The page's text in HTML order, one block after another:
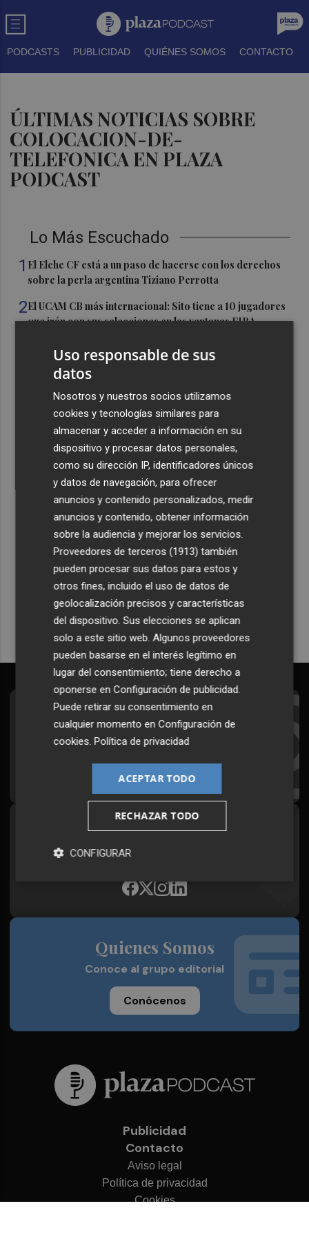
PODCASTS PUBLICIDAD QUIÉNES SOMOS CONTACTO
ÚLTIMAS NOTICIAS SOBRE
COLOCACION-DE-
TELEFONICA EN PLAZA
PODCAST
Lo Más Escuchado
1 El Elche CF está a un paso de hacerse con los derechos
sobre la perla argentina Tiziano Perrotta
2El UCAM CB más internacional: Sito tiene a 10 jugadores
que irán con sus selecciones en las ventanas FIBA
La Región de Murcia es la cuarta provincia que más
exporta a África: Marruecos, el primer destino
La Región de Murcia celebra la Semana de la Juventud
con cinco días de actividades
El coste de la vivienda: 1.338 € netos al mes, el salario
mínimo para poder comprar una vivienda en Castellón
Recibe toda la actualidad de
Plaza Podcast en tu correo
Quiero suscribirme
Suscríbete al Boletín
Todos los días a primera hora en tu email
¡Quiero suscribirme!
Síguenos en redes
Plaza Podcast, desde cualquier medio
Quienes Somos
Conoce al grupo editorial
Conócenos
Publicidad
Contacto
Aviso legal
Política de privacidad
Cookies
Uso responsable de sus
datos
Nosotros y nuestros socios utilizamos
cookies y tecnologías similares para
almacenar y acceder a información en su
dispositivo y procesar datos personales,
como su dirección IP, identificadores únicos
y datos de navegación, para ofrecer
anuncios y contenido personalizados, medir
anuncios y contenido, obtener información
sobre la audiencia y mejorar los servicios.
Proveedores de terceros (1913) también
pueden procesar sus datos para estos y
otros fines, incluido el uso de datos de
geolocalización precisos y características
del dispositivo. Sus elecciones se aplican
solo a este sitio web. Algunos proveedores
pueden basarse en el interés legítimo en
lugar del consentimiento; tiene derecho a
oponerse enConfiguración de publicidad
Puede retirar su consentimiento en
cualquier momento enConfiguración de
cookies .Política de privacidad
ACEPTAR TODO
RECHAZAR TODO
CONFIGURAR